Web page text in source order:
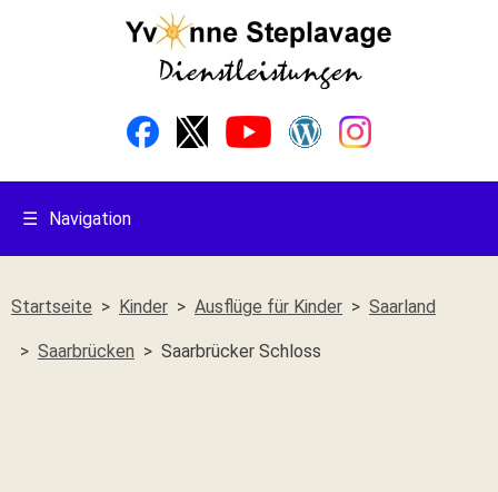
☰ Navigation
Startseite Kinder Ausflüge für Kinder Saarland
Saarbrücken Saarbrücker Schloss